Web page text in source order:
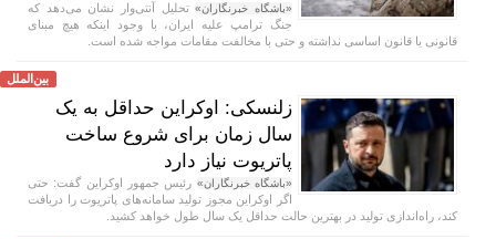
«باشگاه خبرنگاران»تحلیل آنتی‌وار نشان می‌دهد که
جنگ ترامپ علیه ایران، با وجود اینکه هیچ مبنای
قانونی یا قانون اساسی نداشته و حتی با مخالفت مقامات مواجه شده است.
بین‌الملل
زلنسکی: اوکراین حداقل به یک
سال زمان برای شروع ساخت
پاتریوت نیاز دارد
«باشگاه خبرنگاران» رئیس جمهور اوکراین گفت: حتی
اگر اوکراین مجوز تولید سامانه‌های پاتریوت را دریافت
کند، راه‌اندازی تولید در بهترین حالت حداقل یک سال طول خواهد کشید.